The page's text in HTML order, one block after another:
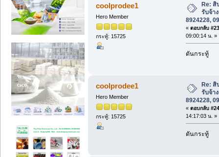
coolprodee1
Hero Member
กระทู้: 15725
Re: สิ
รับจ้า
8924228,
« ตอบกลับ
09:00:14 น. »
ดันกระทู้
coolprodee1
Hero Member
กระทู้: 15725
Re: สิ
รับจ้า
8924228,
« ตอบกลับ
14:17:03 น. »
ดันกระทู้